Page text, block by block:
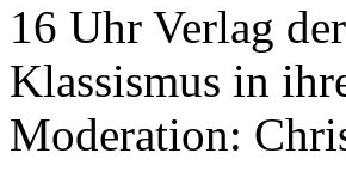
16 Uhr Verlag
Klassismus in
Moderation: